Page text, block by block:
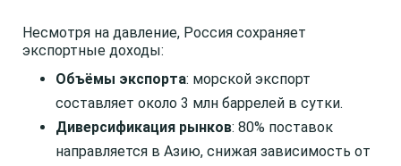
Несмотря на давление, Россия сохраняет
экспортные доходы:
Объёмы экспорта: морской экспорт
составляет около 3 млн баррелей в сутки.
Диверсификация рынков: 80% поставок
направляется в Азию, снижая зависимость от